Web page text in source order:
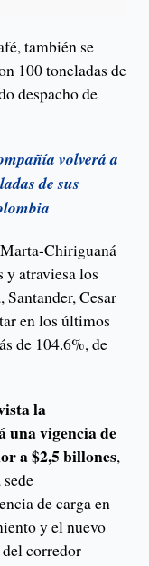
también se
100 toneladas de
despacho de
volverá a
de sus
Chiriguaná
atraviesa los
Cesar
en los últimos
de 104.6%, de
la
una vigencia de
a $2,5 billones,
de carga en
y el nuevo
corredor